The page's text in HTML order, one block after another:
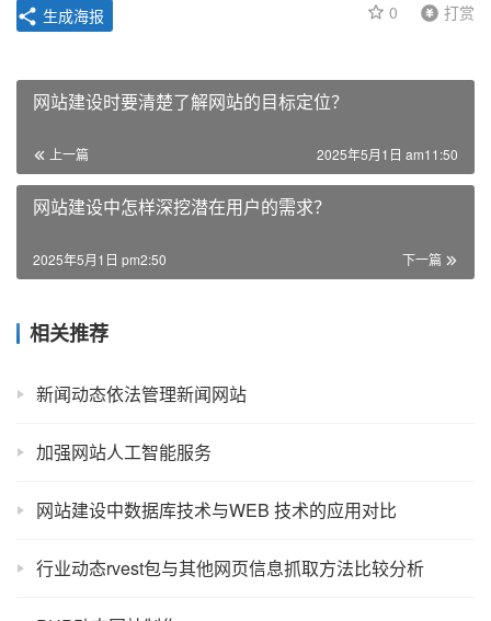
0 打赏
生成海报
网站建设时要清楚了解网站的目标定位？
上一篇 2025年5月1日 am11:50
网站建设中怎样深挖潜在用户的需求？
下一篇
2025年5月1日 pm2:50
相关推荐
新闻动态依法管理新闻网站
加强网站人工智能服务
网站建设中数据库技术与WEB 技术的应用对比
行业动态rvest包与其他网页信息抓取方法比较分析